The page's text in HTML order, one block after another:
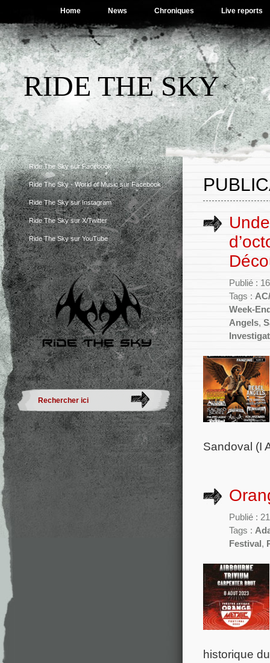
Home News Chroniques Live reports
RIDE THE SKY
Ride The Sky sur Facebook
Ride The Sky - World of Music sur Facebook
Ride The Sky sur Instagram
Ride The Sky sur X/Twitter
Ride The Sky sur YouTube
Publié :
Tags :
Week-
Angels,
Sandoval (I
Publié :
Tags :
Festival,
historique